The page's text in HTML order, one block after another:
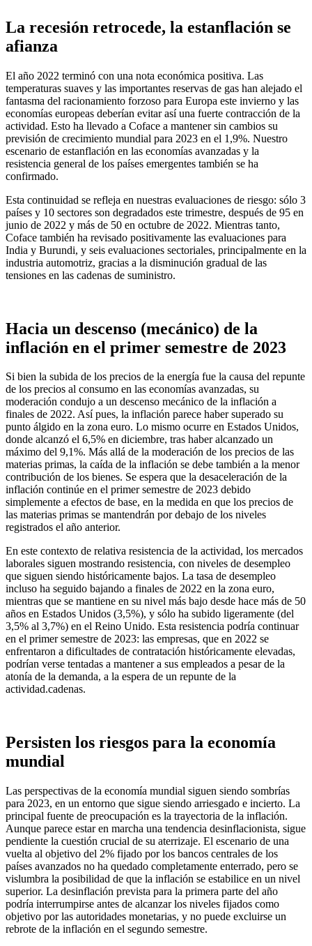
La recesión retrocede, la estanflación se
afianza
El año 2022 terminó con una nota económica positiva. Las
temperaturas suaves y las importantes reservas de gas han alejado el
fantasma del racionamiento forzoso para Europa este invierno y las
economías europeas deberían evitar así una fuerte contracción de la
actividad. Esto ha llevado a Coface a mantener sin cambios su
previsión de crecimiento mundial para 2023 en el 1,9%. Nuestro
escenario de estanflación en las economías avanzadas y la
resistencia general de los países emergentes también se ha
confirmado.
Esta continuidad se refleja en nuestras evaluaciones de riesgo: sólo 3
países y 10 sectores son degradados este trimestre, después de 95 en
junio de 2022 y más de 50 en octubre de 2022. Mientras tanto,
Coface también ha revisado positivamente las evaluaciones para
India y Burundi, y seis evaluaciones sectoriales, principalmente en la
industria automotriz, gracias a la disminución gradual de las
tensiones en las cadenas de suministro.
Hacia un descenso (mecánico) de la
inflación en el primer semestre de 2023
Si bien la subida de los precios de la energía fue la causa del repunte
de los precios al consumo en las economías avanzadas, su
moderación condujo a un descenso mecánico de la inflación a
finales de 2022. Así pues, la inflación parece haber superado su
punto álgido en la zona euro. Lo mismo ocurre en Estados Unidos,
donde alcanzó el 6,5% en diciembre, tras haber alcanzado un
máximo del 9,1%. Más allá de la moderación de los precios de las
materias primas, la caída de la inflación se debe también a la menor
contribución de los bienes. Se espera que la desaceleración de la
inflación continúe en el primer semestre de 2023 debido
simplemente a efectos de base, en la medida en que los precios de
las materias primas se mantendrán por debajo de los niveles
registrados el año anterior.
En este contexto de relativa resistencia de la actividad, los mercados
laborales siguen mostrando resistencia, con niveles de desempleo
que siguen siendo históricamente bajos. La tasa de desempleo
incluso ha seguido bajando a finales de 2022 en la zona euro,
mientras que se mantiene en su nivel más bajo desde hace más de 50
años en Estados Unidos (3,5%), y sólo ha subido ligeramente (del
3,5% al 3,7%) en el Reino Unido. Esta resistencia podría continuar
en el primer semestre de 2023: las empresas, que en 2022 se
enfrentaron a dificultades de contratación históricamente elevadas,
podrían verse tentadas a mantener a sus empleados a pesar de la
atonía de la demanda, a la espera de un repunte de la
actividad.cadenas.
Persisten los riesgos para la economía
mundial
Las perspectivas de la economía mundial siguen siendo sombrías
para 2023, en un entorno que sigue siendo arriesgado e incierto. La
principal fuente de preocupación es la trayectoria de la inflación.
Aunque parece estar en marcha una tendencia desinflacionista, sigue
pendiente la cuestión crucial de su aterrizaje. El escenario de una
vuelta al objetivo del 2% fijado por los bancos centrales de los
países avanzados no ha quedado completamente enterrado, pero se
vislumbra la posibilidad de que la inflación se estabilice en un nivel
superior. La desinflación prevista para la primera parte del año
podría interrumpirse antes de alcanzar los niveles fijados como
objetivo por las autoridades monetarias, y no puede excluirse un
rebrote de la inflación en el segundo semestre.